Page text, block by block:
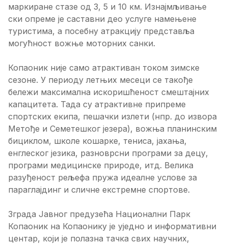
маркиране стазе од 3, 5 и 10 км. Изнајмљивање
ски опреме је саставни део услуге намењене
туристима, а посебну атракцију представља
могућност вожње моторних санки.
Копаоник није само атрактиван током зимске
сезоне. У периоду летњих месеци се такође
бележи максимална искоришћеност смештајних
капацитета. Тада су атрактивне припреме
спортских екипа, пешачки излети (нпр. до извора
Метође и Семетешког језера), вожња планинским
бициклом, школе кошарке, тениса, јахања,
енглеског језика, разноврсни програми за децу,
програми медицинске природе, итд. Велика
разуђеност рељефа пружа идеалне услове за
параглајдинг и сличне екстремне спортове.
Зграда Јавног предузећа Национални Парк
Копаоник на Копаонику је уједно и информативни
центар, који је полазна тачка свих научних,